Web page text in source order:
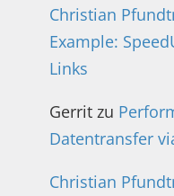
Christian
Example:
Links
Gerrit zu
Datentransfer
Christian